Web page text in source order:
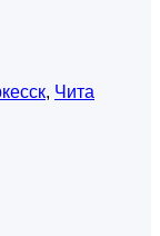
, Чита